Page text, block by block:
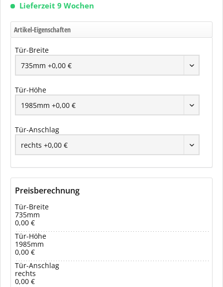
Lieferzeit 9 Wochen
Artikel-Eigenschaften
Tür-Breite
Tür-Höhe
Tür-Anschlag
Preisberechnung
Tür-Breite
735mm
0,00 €
Tür-Höhe
1985mm
0,00 €
Tür-Anschlag
rechts
0,00 €